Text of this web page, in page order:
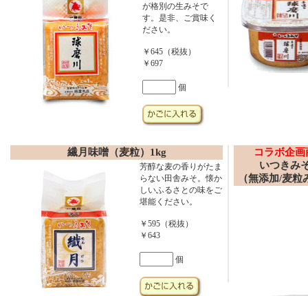
が格別の生みそで
す。是非、ご賞味く
ださい。
￥645（税抜）
￥697
個
繊月味噌（麦粒）1kg
芳醇な麦の香りがたま
らない田舎みそ。懐か
しいふるさとの味をご
堪能ください。
￥595（税抜）
￥643
個
コラボ企
いつきみ
（無添加/麦